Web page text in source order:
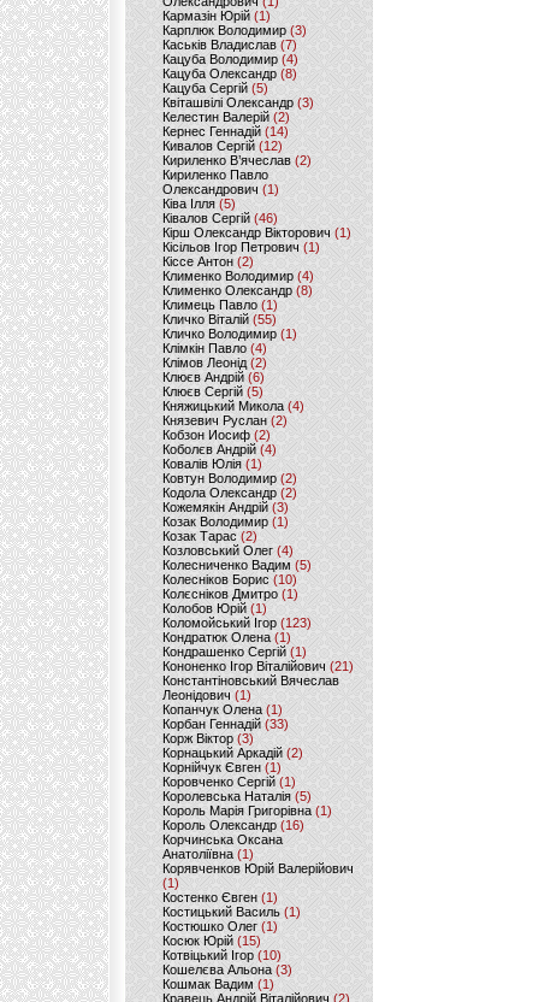
Кармазін Юрій(1)
Карплюк Володимир(3)
Каськів Владислав (7)
Кацуба Володимир (4)
Кацуба Олександр (8)
Кацуба Сергій (5)
Квіташвілі Олександр(3)
Келестин Валерій(2)
Кернес Геннадій (14)
Кивалов Сергій (12)
Кириленко В’ячеслав (2)
Кириленко Павло
Олександрович (1)
Ківа Ілля (5)
Ківалов Сергій(46)
Кірш Олександр Вікторович (1)
Кісільов Ігор Петрович (1)
Кіссе Антон (2)
Клименко Володимир(4)
Клименко Олександр (8)
Климець Павло (1)
Кличко Віталій(55)
Кличко Володимир (1)
Клімкін Павло (4)
Клімов Леонід(2)
Клюєв Андрій(6)
Клюєв Сергій (5)
Княжицький Микола(4)
Князевич Руслан (2)
Кобзон Иосиф(2)
Коболєв Андрій (4)
Ковалів Юлія(1)
Ковтун Володимир (2)
Кодола Олександр (2)
Кожемякін Андрій (3)
Козак Володимир (1)
Козак Тарас (2)
Козловський Олег(4)
Колесниченко Вадим (5)
Колесніков Борис (10)
Колєсніков Дмитро (1)
Колобов Юрій (1)
Коломойський Ігор (123)
Кондратюк Олена(1)
Кондрашенко Сергій (1)
Кононенко Ігор Віталійович (21)
Константіновський Вячеслав
Леонідович (1)
Копанчук Олена (1)
Корбан Геннадій (33)
Корж Віктор (3)
Корнацький Аркадій (2)
Корнійчук Євген (1)
Коровченко Сергій (1)
Королевська Наталія(5)
Король Марія Григорівна (1)
Король Олександр (16)
Корчинська Оксана
Анатоліївна (1)
Корявченков Юрій Валерійович
(1)
Костенко Євген (1)
Костицький Василь (1)
Костюшко Олег (1)
Косюк Юрій (15)
Котвіцький Ігор (10)
Кошелєва Альона(3)
Кошмак Вадим (1)
Кравець Андрій Віталійович (2)